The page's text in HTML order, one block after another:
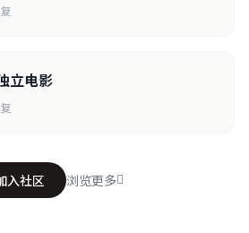
立电影
入社区 浏览更多